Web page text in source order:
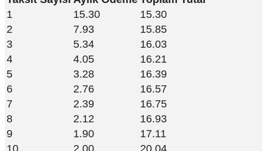
1
15.30
15.30
2
7.93
15.85
3
5.34
16.03
4
4.05
16.21
5
3.28
16.39
6
2.76
16.57
7
2.39
16.75
8
2.12
16.93
9
1.90
17.11
10
2.00
20.04